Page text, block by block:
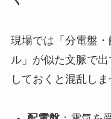
現場では「分電盤
ル」が似た文脈で
しておくと混乱しま